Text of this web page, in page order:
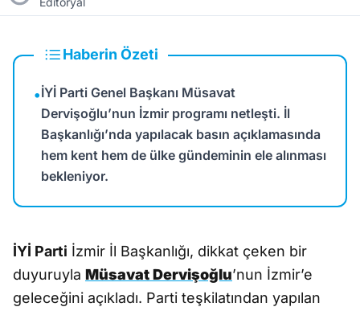
Haberin Özeti
•İYİ Parti Genel Başkanı Müsavat
Dervişoğlu’nun İzmir programı netleşti. İl
Başkanlığı’nda yapılacak basın açıklamasında
hem kent hem de ülke gündeminin ele alınması
bekleniyor.
İYİ Parti İzmir İl Başkanlığı, dikkat çeken bir
duyuruyla Müsavat Dervişoğlu’nun İzmir’e
geleceğini açıkladı. Parti teşkilatından yapılan